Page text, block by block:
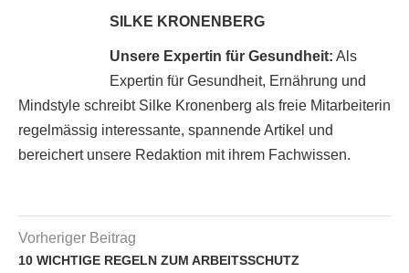
SILKE KRONENBERG
Unsere Expertin für Gesundheit: Als
Expertin für Gesundheit, Ernährung und
Mindstyle schreibt Silke Kronenberg als freie Mitarbeiterin
regelmässig interessante, spannende Artikel und
bereichert unsere Redaktion mit ihrem Fachwissen.
Vorheriger Beitrag
10 WICHTIGE REGELN ZUM ARBEITSSCHUTZ